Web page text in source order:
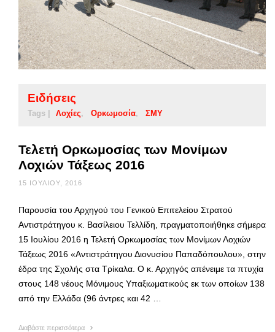
Ειδήσεις
Tags | Λοχίες Ορκωμοσία ΣΜΥ
Τελετή Ορκωμοσίας των Μονίμων
Λοχιών Τάξεως 2016
15 ΙΟΥΛΊΟΥ, 2016
Παρουσία του Αρχηγού του Γενικού Επιτελείου Στρατού
Αντιστράτηγου κ. Βασίλειου Τελλίδη, πραγματοποιήθηκε σήμερα
15 Ιουλίου 2016 η Τελετή Ορκωμοσίας των Μονίμων Λοχιών
Τάξεως 2016 «Αντιστράτηγου Διονυσίου Παπαδόπουλου», στην
έδρα της Σχολής στα Τρίκαλα. Ο κ. Αρχηγός απένειμε τα πτυχία
στους 148 νέους Μόνιμους Υπαξιωματικούς εκ των οποίων 138
από την Ελλάδα (96 άντρες και 42 …
Διαβάστε περισσότερα